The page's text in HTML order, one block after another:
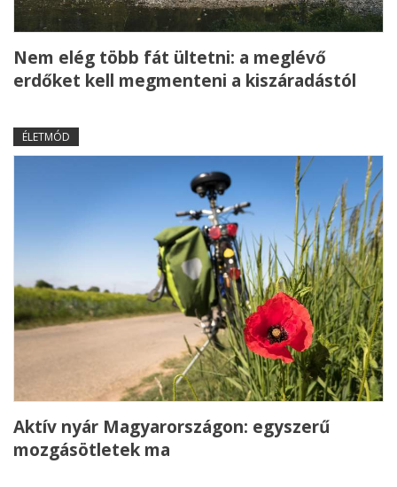
Nem elég több fát ültetni: a meglévő
erdőket kell megmenteni a kiszáradástól
ÉLETMÓD
Aktív nyár Magyarországon: egyszerű
mozgásötletek ma